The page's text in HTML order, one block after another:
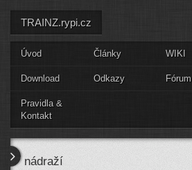
TRAINZ.rypi.cz
Úvod Články WIKI
Download Odkazy Fórum
Pravidla &
Kontakt
nádraží